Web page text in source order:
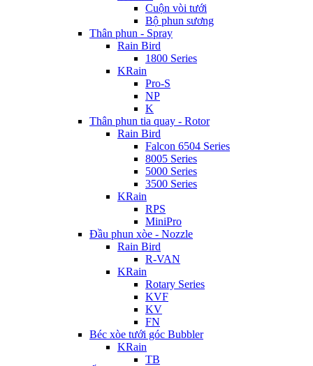
Cuộn vòi tưới
Bộ phun sương
Thân phun - Spray
Rain Bird
1800 Series
KRain
Pro-S
NP
K
Thân phun tia quay - Rotor
Rain Bird
Falcon 6504 Series
8005 Series
5000 Series
3500 Series
KRain
RPS
MiniPro
Đầu phun xòe - Nozzle
Rain Bird
R-VAN
KRain
Rotary Series
KVF
KV
FN
Béc xòe tưới góc Bubbler
KRain
TB